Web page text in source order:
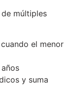
múltiples
el menor
y suma